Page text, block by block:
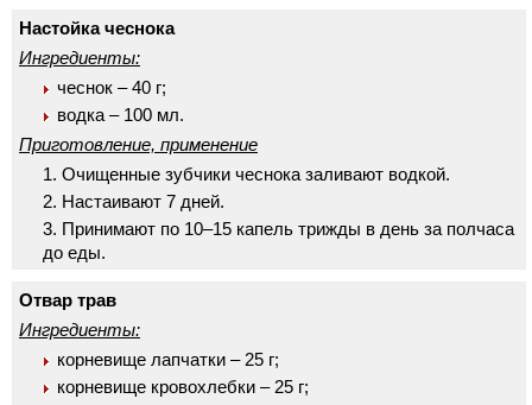
Настойка чеснока
Ингредиенты:
чеснок – 40 г;
водка – 100 мл.
Приготовление, применение
Очищенные зубчики чеснока заливают водкой.
Настаивают 7 дней.
Принимают по 10–15 капель трижды в день за полчаса
до еды.
Отвар трав
Ингредиенты:
корневище лапчатки – 25 г;
корневище кровохлебки – 25 г;